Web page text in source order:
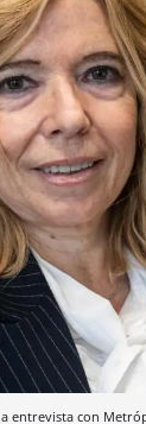
entrevista con